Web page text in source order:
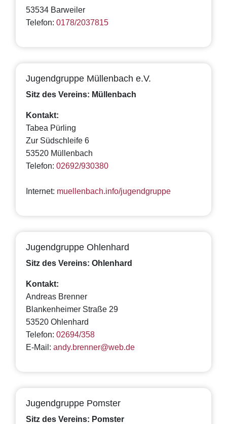
53534 Barweiler
Telefon: 0178/2037815
Jugendgruppe Müllenbach e.V.
Sitz des Vereins: Müllenbach
Kontakt:
Tabea Pürling
Zur Südschleife 6
53520 Müllenbach
Telefon: 02692/930380
Internet: muellenbach.info/jugendgruppe
Jugendgruppe Ohlenhard
Sitz des Vereins: Ohlenhard
Kontakt:
Andreas Brenner
Blankenheimer Straße 29
53520 Ohlenhard
Telefon: 02694/358
E-Mail: andy.brenner@web.de
Jugendgruppe Pomster
Sitz des Vereins: Pomster